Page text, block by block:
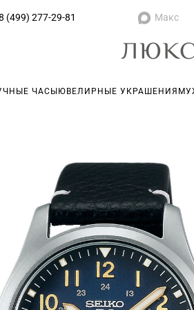
(499) 277-29-81 Макс
ЧАСЫ ЮВЕЛИРНЫЕ УКРАШЕНИЯ